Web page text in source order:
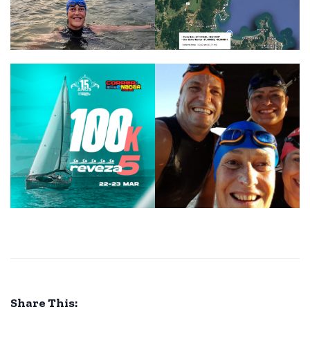
Share This: